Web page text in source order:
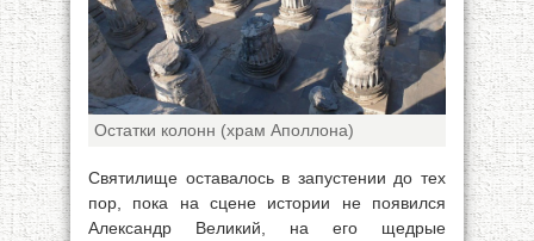
Остатки колонн (храм Аполлона)
Святилище оставалось в запустении до тех
пор, пока на сцене истории не появился
Александр Великий, на его щедрые